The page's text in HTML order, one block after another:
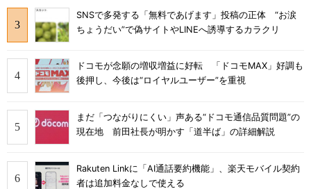
SNSで多発する「無料であげます」投稿の正体 “お涙
ちょうだい”で偽サイトやLINEへ誘導するカラクリ
ドコモが念願の増収増益に好転 「ドコモMAX」好調も
後押し、今後は“ロイヤルユーザー”を重視
まだ「つながりにくい」声ある“ドコモ通信品質問題”の
現在地 前田社長が明かす「道半ば」の詳細解説
Rakuten Linkに「AI通話要約機能」、楽天モバイル契約
者は追加料金なしで使える